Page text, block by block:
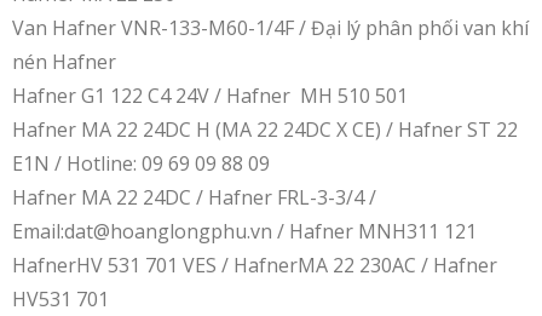
Van Hafner VNR-133-M60-1/4F / Đại lý phân phối van khí
nén Hafner
Hafner G1 122 C4 24V / Hafner MH 510 501
Hafner MA 22 24DC H (MA 22 24DC X CE) / Hafner ST 22
E1N / Hotline: 09 69 09 88 09
Hafner MA 22 24DC / Hafner FRL-3-3/4 /
Email:dat@hoanglongphu.vn / Hafner MNH311 121
HafnerHV 531 701 VES / HafnerMA 22 230AC / Hafner
HV531 701